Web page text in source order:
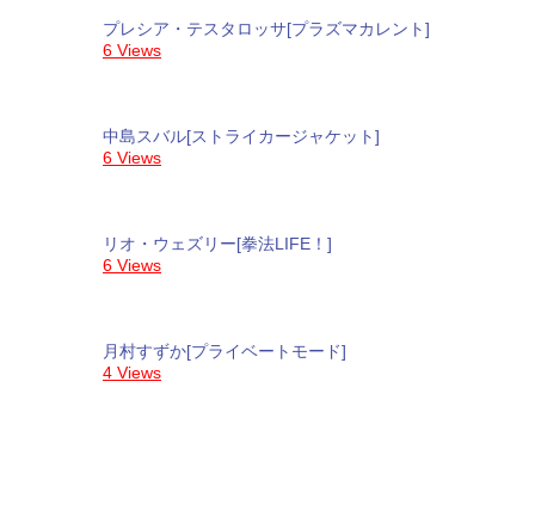
プレシア・テスタロッサ[プラズマカレント]
6 Views
中島スバル[ストライカージャケット]
6 Views
リオ・ウェズリー[拳法LIFE！]
6 Views
月村すずか[プライベートモード]
4 Views